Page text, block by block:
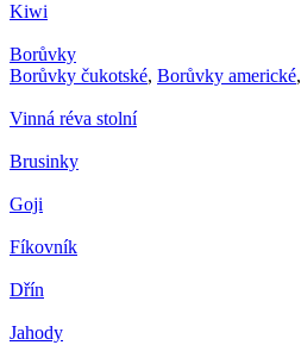
Kiwi
Borůvky
Borůvky čukotské, Borůvky americké,
Vinná réva stolní
Brusinky
Goji
Fíkovník
Dřín
Jahody